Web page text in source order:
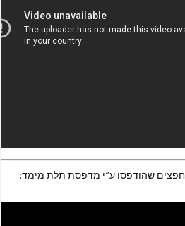
חפצים שהודפסו ע”י מדפסת תלת מימד: